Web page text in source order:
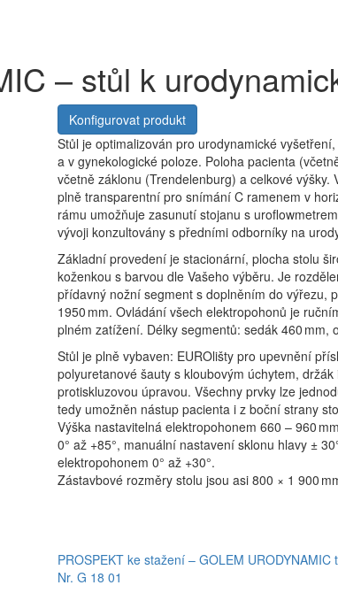
– stůl k
Konfigurovat produkt
Stůl je optimalizován pro urodynamické
a v gynekologické poloze. Poloha pacienta
včetně záklonu (Trendelenburg) a celkové
plně transparentní pro snímání C ramenem v
rámu umožňuje zasunutí stojanu s
vývoji konzultovány s předními odborníky na
Základní provedení je stacionární, plocha stolu
koženkou s barvou dle Vašeho výběru. Je
přídavný nožní segment s doplněním do výřezu,
1950 mm. Ovládání všech elektropohonů je
plném zatížení. Délky segmentů: sedák 460 mm,
Stůl je plně vybaven: EUROlišty pro upevnění
polyuretanové šauty s kloubovým úchytem,
protiskluzovou úpravou. Všechny prvky lze
tedy umožněn nástup pacienta i z boční strany
Výška nastavitelná elektropohonem 660 – 960
0° až +85°, manuální nastavení sklonu hlavy ±
elektropohonem 0° až +30°.
Zástavbové rozměry stolu jsou asi 800 × 1 900
PROSPEKT ke stažení – GOLEM
Nr. G 18 01